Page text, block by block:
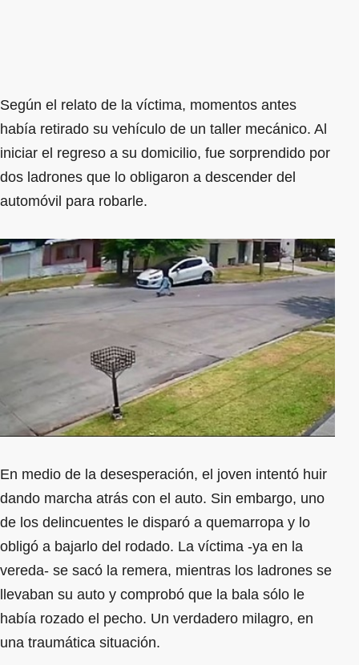
Según el relato de la víctima, momentos antes
había retirado su vehículo de un taller mecánico. Al
iniciar el regreso a su domicilio, fue sorprendido por
dos ladrones que lo obligaron a descender del
automóvil para robarle.
En medio de la desesperación, el joven intentó huir
dando marcha atrás con el auto. Sin embargo, uno
de los delincuentes le disparó a quemarropa y lo
obligó a bajarlo del rodado. La víctima -ya en la
vereda- se sacó la remera, mientras los ladrones se
llevaban su auto y comprobó que la bala sólo le
había rozado el pecho. Un verdadero milagro, en
una traumática situación.